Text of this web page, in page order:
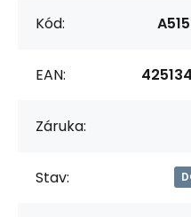
Kód:
EAN:
Záruka:
Stav: